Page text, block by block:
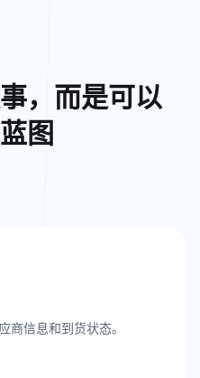
，而是可以
图
商信息和到货状态。